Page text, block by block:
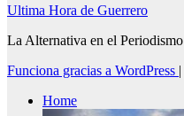
Ultima Hora de Guerrero
La Alternativa en el Periodismo
Funciona gracias a WordPress |
Home